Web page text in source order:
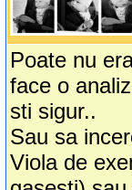
Poate nu
face o
sti sigur..
Sau sa
Viola de